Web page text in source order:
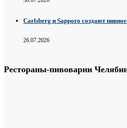
Carlsberg и Sapporo создают
26.07.2026
Рестораны-пивоварни